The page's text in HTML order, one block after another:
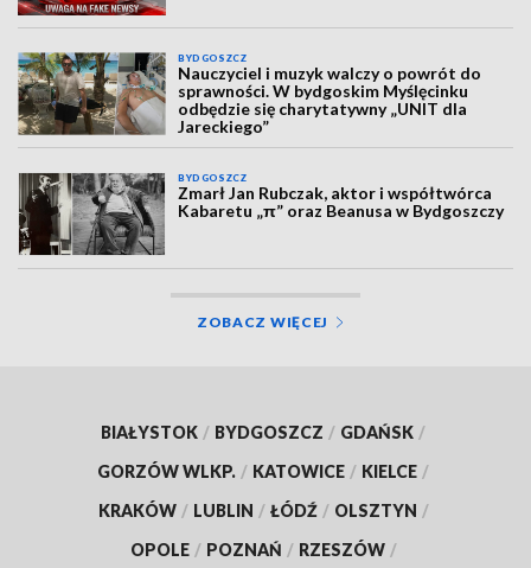
BYDGOSZCZ
Nauczyciel i muzyk walczy o powrót do
sprawności. W bydgoskim Myślęcinku
odbędzie się charytatywny „UNIT dla
Jareckiego”
BYDGOSZCZ
Zmarł Jan Rubczak, aktor i współtwórca
Kabaretu „π” oraz Beanusa w Bydgoszczy
ZOBACZ WIĘCEJ
BIAŁYSTOK / BYDGOSZCZ / GDAŃSK /
GORZÓW WLKP. / KATOWICE / KIELCE /
KRAKÓW / LUBLIN / ŁÓDŹ / OLSZTYN /
OPOLE / POZNAŃ / RZESZÓW /